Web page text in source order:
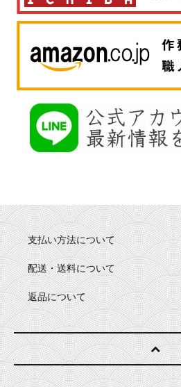
支払い方法について
配送・送料について
返品について